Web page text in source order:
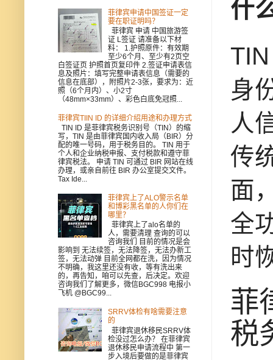
什
身
人
传
面
全
时
菲
税
菲律宾申请中国签证一定
要在职证明吗？
菲律宾 申请 中国旅游签
证 L签证 请准备以下材
料： 1.护照原件：有效期
至少6个月、至少有2页空
白签证页 护照首页复印件 2.签证申请表信
息及照片：填写完整申请表信息（需要的
信息在底部），附照片2-3张，要求为：近
照（6个月内）、小2寸
（48mm×33mm）、彩色白底免冠照...
菲律宾TIIN ID 的详细介绍用途和办理方式
TIN ID 是菲律宾税务识别号（TIN）的缩
写，TIN 是由菲律宾国内收入局（BIR）分
配的唯一号码，用于税务目的。 TIN 用于
个人和企业纳税申报、支付税款和遵守菲
律宾税法。 申请 TIN 可通过 BIR 网站在线
办理，或亲自前往 BIR 办公室提交文件。
Tax Ide...
菲律宾上了ALO警示名单
和博彩黑名单的人你们在
哪里？
菲律宾上了alo名单的
人，需要清理 查询的可以
咨询我们 目前的情况是会
影响到 无法续签，无法降签，无法办新工
签，无法动弹 目前全网都在洗，因为情况
不明确，我这里还没有收，等有洗出来
的，再告知，咱可以先查，后决定。欢迎
咨询我们了解更多，微信BGC998 电报小
飞机 @BGC99...
SRRV体检有啥需要注意
的
菲律宾退休移民SRRV体
检没过怎么办？ 在菲律宾
退休移民申请流程中 第一
步入境后要做的是菲律宾